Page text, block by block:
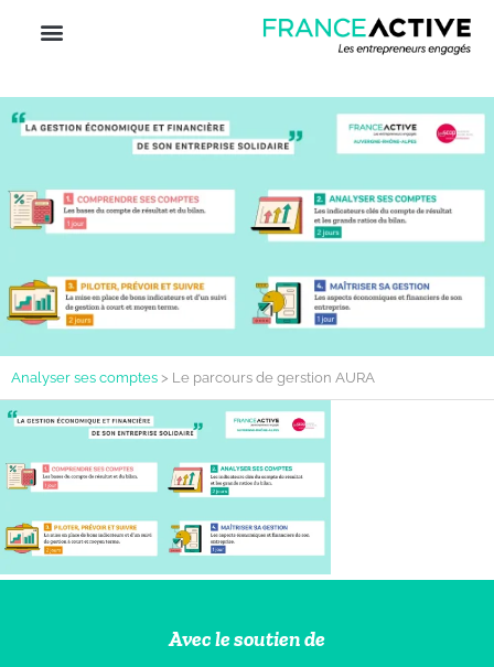
Analyser ses comptes > Le parcours de gerstion AURA
Avec le soutien de